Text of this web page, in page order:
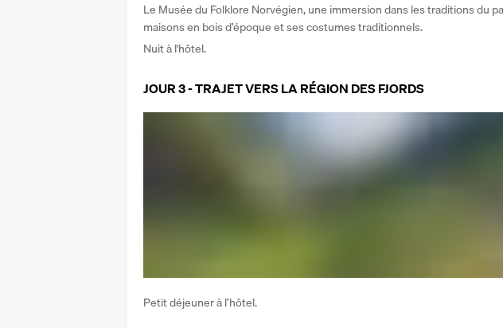
Le Musée du Folklore Norvégien, une immersion dans les traditions du
maisons en bois d’époque et ses costumes traditionnels.
Nuit à l'hôtel.
JOUR 3 - TRAJET VERS LA RÉGION DES FJORDS
Petit déjeuner à l’hôtel.